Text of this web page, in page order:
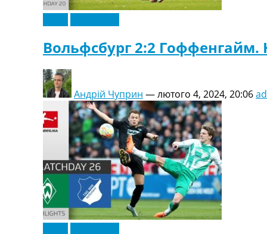
Вольфсбург 2:2 Гоффенгайм.
Андрій Чуприн —лютого 4, 2024, 20:06